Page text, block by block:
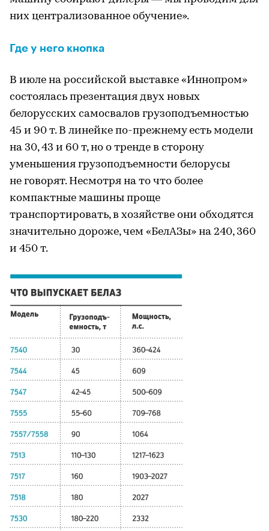
них централизованное обучение».
Где у него кнопка
В июле на российской выставке «Иннопром»
состоялась презентация двух новых
белорусских самосвалов грузоподъемностью
45 и 90 т. В линейке по-прежнему есть модели
на 30, 43 и 60 т, но о тренде в сторону
уменьшения грузоподъемности белорусы
не говорят. Несмотря на то что более
компактные машины проще
транспортировать, в хозяйстве они обходятся
значительно дороже, чем «БелАЗы» на 240, 360
и 450 т.